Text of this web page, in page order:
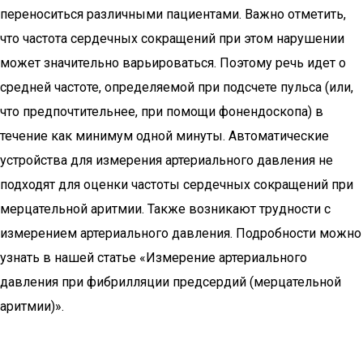
переноситься различными пациентами. Важно отметить,
что частота сердечных сокращений при этом нарушении
может значительно варьироваться. Поэтому речь идет о
средней частоте, определяемой при подсчете пульса (или,
что предпочтительнее, при помощи фонендоскопа) в
течение как минимум одной минуты. Автоматические
устройства для измерения артериального давления не
подходят для оценки частоты сердечных сокращений при
мерцательной аритмии. Также возникают трудности с
измерением артериального давления. Подробности можно
узнать в нашей статье «Измерение артериального
давления при фибрилляции предсердий (мерцательной
аритмии)».